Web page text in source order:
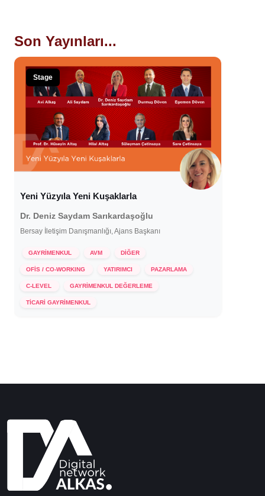
Son Yayınları...
Stage
Yeni Yüzyıla Yeni Kuşaklarla
Dr. Deniz Saydam Sarıkardaşoğlu
Bersay İletişim Danışmanlığı, Ajans Başkanı
GAYRİMENKUL AVM DİĞER
OFİS / CO-WORKING YATIRIMCI PAZARLAMA
C-LEVEL GAYRİMENKUL DEĞERLEME
TİCARİ GAYRİMENKUL